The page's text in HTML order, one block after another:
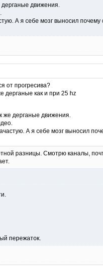
дерганые движения.
А я себе мозг выносил
от прогресива?
дерганые как и при 25 hz
же дерганые движения.
А я себе мозг выносил
разницы. Смотрю каналы,
пережаток.